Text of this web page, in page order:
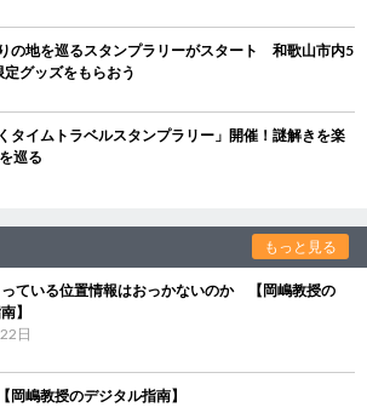
の地を巡るスタンプラリーがスタート 和歌山市内5
グッズをもらおう
タイムトラベルスタンプラリー」開催！謎解きを楽
巡る
もっと見る
ている位置情報はおっかないのか 【岡嶋教授の
】
日
嶋教授のデジタル指南】